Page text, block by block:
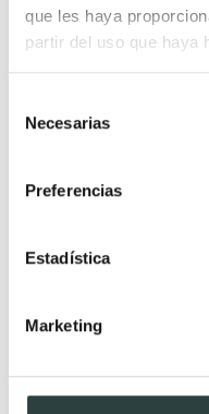
que les haya
partir del uso que haya
Necesarias
Preferencias
Estadística
Marketing
Todo Muebles de
Muebles de baño fondo
reducido